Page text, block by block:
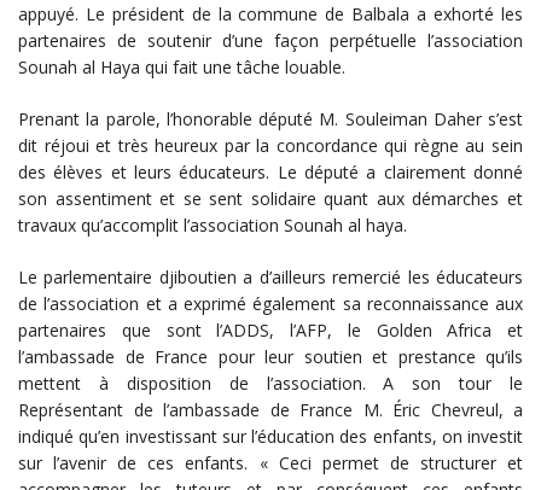
appuyé. Le président de la commune de Balbala a exhorté les
partenaires de soutenir d’une façon perpétuelle l’association
Sounah al Haya qui fait une tâche louable.
Prenant la parole, l’honorable député M. Souleiman Daher s’est
dit réjoui et très heureux par la concordance qui règne au sein
des élèves et leurs éducateurs. Le député a clairement donné
son assentiment et se sent solidaire quant aux démarches et
travaux qu’accomplit l’association Sounah al haya.
Le parlementaire djiboutien a d’ailleurs remercié les éducateurs
de l’association et a exprimé également sa reconnaissance aux
partenaires que sont l’ADDS, l’AFP, le Golden Africa et
l’ambassade de France pour leur soutien et prestance qu’ils
mettent à disposition de l’association. A son tour le
Représentant de l’ambassade de France M. Éric Chevreul, a
indiqué qu’en investissant sur l’éducation des enfants, on investit
sur l’avenir de ces enfants. « Ceci permet de structurer et